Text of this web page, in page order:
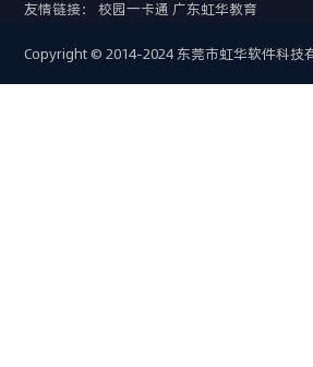
友情链接： 校园一卡通 广东虹华教育
Copyright © 2014-2024 东莞市虹华软件科技